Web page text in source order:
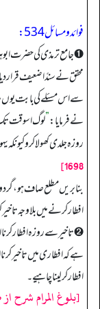
فوائد و مسائل 534:
➊ جامع ترمذی کی حضرت
محقق نے سندًا ضعیف قرار
سے اس مسئلے کی بابت یوں
نے فرمایا:”لوگ اسوقت
روزہ جلدی کھولا کرو
1698]
بنابریں مطلع صاف ہو،
افطار کرنے میں بلاوجہ تاخیر
➋ تاخیر سے روزہ افطار
ہے کہ افطاری میں تاخیر
افطار کرلینا چاہیے۔
[بلوغ المرام شرح